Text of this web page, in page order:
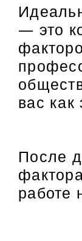
— это
вас как
После
работе